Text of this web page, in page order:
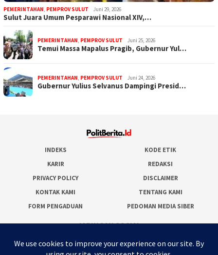
PEMERINTAHAN PEMPROV SULUT Juni 29, 2026
Sulut Juara Umum Pesparawi Nasional XIV,…
PEMERINTAHAN PEMPROV SULUT Juni 25, 2026
Temui Massa Mapalus Pragib, Gubernur Yul…
PEMERINTAHAN PEMPROV SULUT Juni 24, 2026
Gubernur Yulius Selvanus Dampingi Presid…
INDEKS
KODE ETIK
KARIR
REDAKSI
PRIVACY POLICY
DISCLAIMER
KONTAK KAMI
TENTANG KAMI
FORM PENGADUAN
PEDOMAN MEDIA SIBER
JARINGAN SOCIAL
Facebook
Twitter